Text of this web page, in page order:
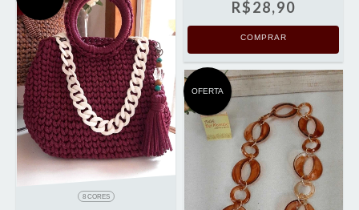
R$28,90
COMPRAR
8 CORES
OFERTA